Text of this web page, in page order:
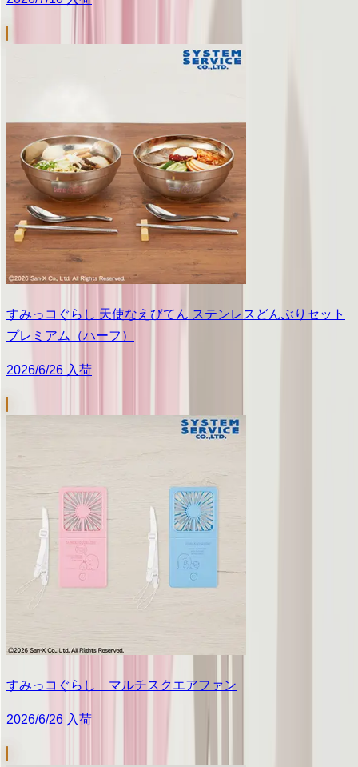
すみっコぐらし 天使なえびてん ステンレスどんぶりセット
プレミアム（ハーフ）
2026/6/26 入荷
すみっコぐらし マルチスクエアファン
2026/6/26 入荷